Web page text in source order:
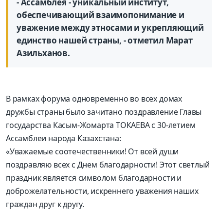
обеспечивающий взаимопонимание и
уважение между этносами и укрепляющий
единство нашей страны, - отметил Марат
Азильханов.
В рамках форума одновременно во всех домах
дружбы страны было зачитано поздравление Главы
государства Касым-Жомарта ТОКАЕВА с 30-летием
Ассамблеи народа Казахстана:
«Уважаемые соотечественники! От всей души
поздравляю всех с Днем благодарности! Этот светлый
праздник является символом благодарности и
доброжелательности, искреннего уважения наших
граждан друг к другу.